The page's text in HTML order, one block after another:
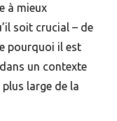
à mieux
soit crucial – de
pourquoi il est
un contexte
large de la